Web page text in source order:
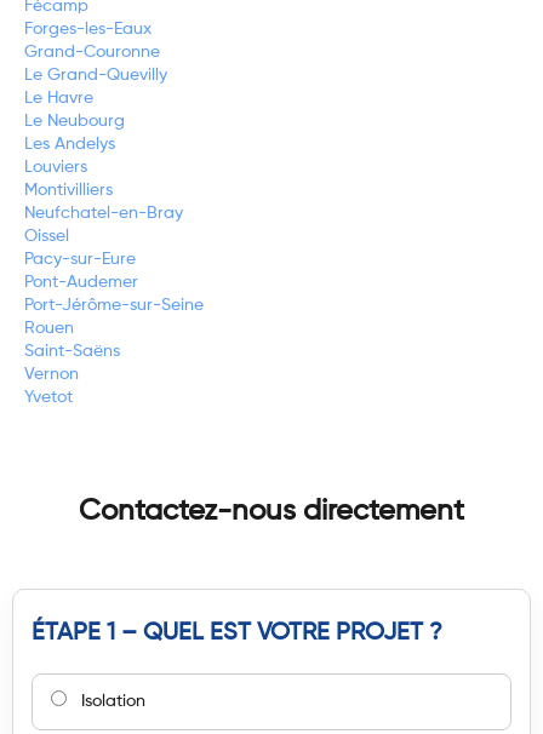
Fécamp
Forges-les-Eaux
Grand-Couronne
Le Grand-Quevilly
Le Havre
Le Neubourg
Les Andelys
Louviers
Montivilliers
Neufchatel-en-Bray
Oissel
Pacy-sur-Eure
Pont-Audemer
Port-Jérôme-sur-Seine
Rouen
Saint-Saëns
Vernon
Yvetot
Contactez-nous directement
ÉTAPE 1 – QUEL EST VOTRE PROJET ?
Isolation